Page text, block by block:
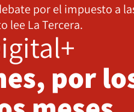
por el impuesto a
lee La Tercera.
por